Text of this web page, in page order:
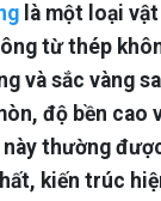
là một loại
từ thép
và sắc vàng
độ bền cao
thường
kiến trúc